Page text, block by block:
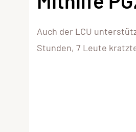
Auch der LCU
Stunden, 7 Leute